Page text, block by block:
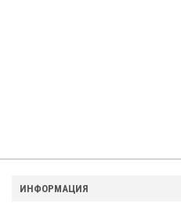
ИНФОРМАЦИЯ